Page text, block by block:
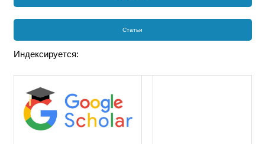
Статьи
Индексируется: